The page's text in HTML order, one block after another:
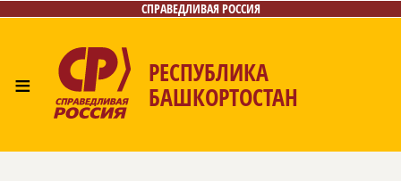
СПРАВЕДЛИВАЯ РОССИЯ
≡ РЕСПУБЛИКА
БАШКОРТОСТАН